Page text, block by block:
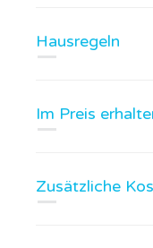
Hausregeln
Im Preis
Zusätzliche